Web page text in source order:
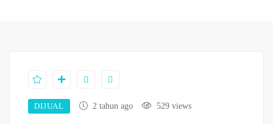
DIJUAL 2 tahun ago 529 views